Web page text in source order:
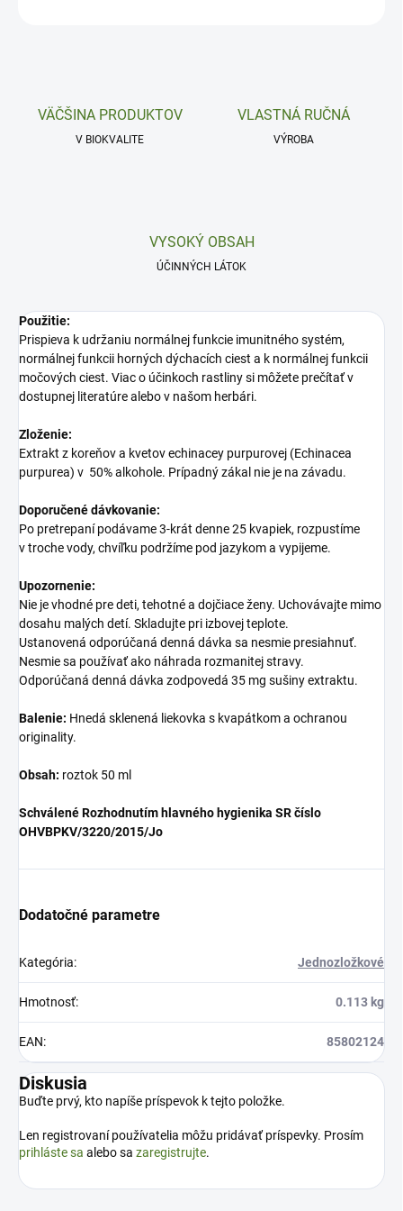
VÄČŠINA PRODUKTOV
V BIOKVALITE
VLASTNÁ RUČNÁ
VÝROBA
VYSOKÝ OBSAH
ÚČINNÝCH LÁTOK
Použitie:
Prispieva k udržaniu normálnej funkcie imunitného systém,
normálnej funkcii horných dýchacích ciest a k normálnej funkcii
močových ciest. Viac o účinkoch rastliny si môžete prečítať v
dostupnej literatúre alebo v našom herbári.
Zloženie:
Extrakt z koreňov a kvetov echinacey purpurovej (Echinacea
purpurea) v 50% alkohole. Prípadný zákal nie je na závadu.
Doporučené dávkovanie:
Po pretrepaní podávame 3-krát denne 25 kvapiek, rozpustíme
v troche vody, chvíľku podržíme pod jazykom a vypijeme.
Upozornenie:
Nie je vhodné pre deti, tehotné a dojčiace ženy. Uchovávajte mimo
dosahu malých detí. Skladujte pri izbovej teplote.
Ustanovená odporúčaná denná dávka sa nesmie presiahnuť.
Nesmie sa používať ako náhrada rozmanitej stravy.
Odporúčaná denná dávka zodpovedá 35 mg sušiny extraktu.
Balenie: Hnedá sklenená liekovka s kvapátkom a ochranou
originality.
Obsah: roztok 50 ml
Schválené Rozhodnutím hlavného hygienika SR číslo
OHVBPKV/3220/2015/Jo
Dodatočné parametre
Kategória: Jednozložkové
Hmotnosť: 0.113 kg
EAN: 85802124
Diskusia
Buďte prvý, kto napíše príspevok k tejto položke.
Len registrovaní používatelia môžu pridávať príspevky. Prosím
prihláste sa alebo sa zaregistrujte.